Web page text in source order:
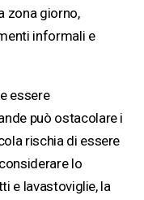
zona giorno,
informali e
essere
può ostacolare i
rischia di essere
lo
e lavastoviglie, la